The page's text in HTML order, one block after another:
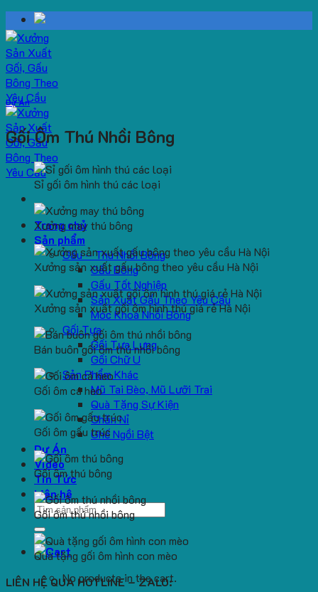
Skip
to
content
Trang chủ
Sản phẩm
Gấu – Thú Nhồi Bông
Gấu Bông
Gấu Tốt Nghiệp
Sản Xuất Gấu Theo Yêu Cầu
Móc Khoá Nhồi Bông
Gối Tựa
Gối Tựa Lưng
Gối Chữ U
Sản Phẩm Khác
Mũ Tai Bèo, Mũ Lưỡi Trai
Quà Tặng Sự Kiện
Chăn Nỉ
Ghế Ngồi Bệt
Dự Án
Video
Tin Tức
Liên hệ
Search
for:
No products in the cart.
Dự Án
Gối Ôm Thú Nhồi Bông
Sỉ gối ôm hình thú các loại
Xưởng may thú bông
Xưởng sản xuất gấu bông theo yêu cầu Hà Nội
Xưởng sản xuất gối ôm hình thú giá rẻ Hà Nội
Bán buôn gối ôm thú nhồi bông
Gối ôm cá heo
Gối ôm gấu trúc
Gối ôm thú bông
Gối ôm thú nhồi bông
Quà tặng gối ôm hình con mèo
LIÊN HỆ QUA HOTLINE – ZALO: